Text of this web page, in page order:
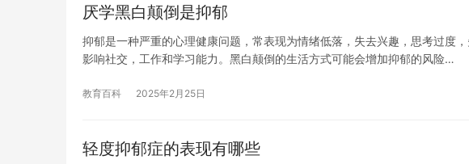
厌学黑白颠倒是抑郁
抑郁是一种严重的心理健康问题，常表现为情绪低落，失去兴趣，思考过度
影响社交，工作和学习能力。黑白颠倒的生活方式可能会增加抑郁的风险…
教育百科 2025年2月25日
轻度抑郁症的表现有哪些